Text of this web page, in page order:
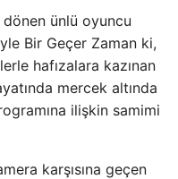
ünlü oyuncu
Bir Geçer Zaman ki,
hafızalara kazınan
mercek altında
ilişkin samimi
karşısına geçen